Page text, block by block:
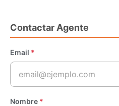
Contactar Agente
Email *
Nombre *